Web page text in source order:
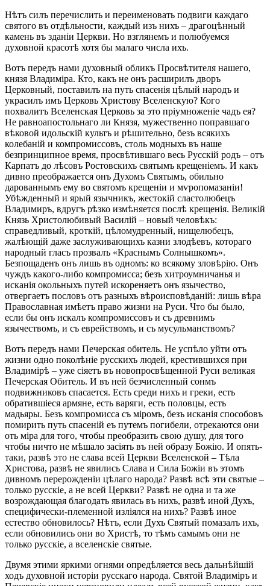
Нѣтъ силъ перечислить и переименовать подвиги каждаго
святого въ отдѣльности, каждый изъ нихъ – драгоцѣнный
камень въ зданіи Церкви. Но взглянемъ и полюбуемся
духовной красотѣ хотя бы малаго числа ихъ.
Вотъ передъ нами духовный обликъ Просвѣтителя нашего,
князя Владиміра. Кто, какъ не онъ расширилъ дворъ
Церковный, поставилъ на путь спасенія цѣлый народъ и
украсилъ имъ Церковь Христову Вселенскую? Кого
похвалитъ Вселенская Церковь за это пріумноженіе чадъ ея?
Не равноапостольнаго ли Князя, мужественно поправшаго
вѣковой идольскій культъ и рѣшительно, безъ всякихъ
колебаній и компромиссовъ, столь модныхъ въ наше
безпринципное время, просвѣтившаго весь Русскій родъ – отъ
Карпатъ до лѣсовъ Ростовскихъ святымъ крещеніемъ. И какъ
дивно преображается онъ Духомъ Святымъ, обильно
дарованнымъ ему во святомъ крещеніи и мѵропомазаніи!
Убѣжденный и ярый язычникъ, жестокій сластолюбецъ
Владимиръ, вдругъ рѣзко измѣняется послѣ крещенія. Великій
Князь Христолюбивый Василій – новый человѣкъ:
справедливый, кроткій, цѣломудренный, нищелюбецъ,
жалѣющій даже заслуживающихъ казни злодѣевъ, котораго
народный гласъ прозвалъ «Краснымъ Солнышкомъ».
Безпощаденъ онъ лишь въ одномъ: ко всякому зловѣрію. Онъ
чуждъ какого-либо компромисса; безъ хитроумничанья и
исканія окольныхъ путей искореняетъ онъ язычество,
отвергаетъ пословъ отъ разныхъ вѣроисповѣданій: лишь вѣра
Православная имѣетъ право жизни на Руси. Что бы было,
если бы онъ искалъ компромиссовъ и съ древнимъ
язычествомъ, и съ еврействомъ, и съ мусульманствомъ?
Вотъ передъ нами Печерская обитель. Не успѣло уйти отъ
жизни одно поколѣніе русскихъ людей, крестившихся при
Владимірѣ – уже сіяетъ въ новопросвѣщенной Руси великая
Печерская Обитель. И въ ней безчисленный сонмъ
подвижниковъ спасается. Есть среди нихъ и греки, есть
обратившіеся армяне, есть варяги, есть половцы, есть
мадьяры. Безъ компромисса съ міромъ, безъ исканія способовъ
помирить путь спасеній еъ путемъ погибели, отрекаются они
оть міра для того, чтобы преобразить свою душу, для того
чтобы ничто не мѣшало засіять въ ней образу Божію. И опять-
таки, развѣ это не слава всей Церкви Вселенской – Тѣла
Христова, развѣ не явились Слава и Сила Божіи въ этомъ
дивномъ перерожденіи цѣлаго народа? Развѣ всѣ эти святые –
только русскіе, а не всей Церкви? Развѣ не одна и та же
возрождающая благодать явилась въ нихъ, развѣ иной Духъ,
специфически-племенной изліялся на нихъ? Развѣ иное
естество обновилось? Нѣтъ, если Духъ Святый помазалъ ихъ,
если обновились они во Христѣ, то тѣмъ самымъ они не
только русскіе, а вселенскіе святые.
Двумя этими яркими огнями опредѣляется весь дальнѣйшій
ходъ духовной исторіи русскаго народа. Святой Владиміръ и